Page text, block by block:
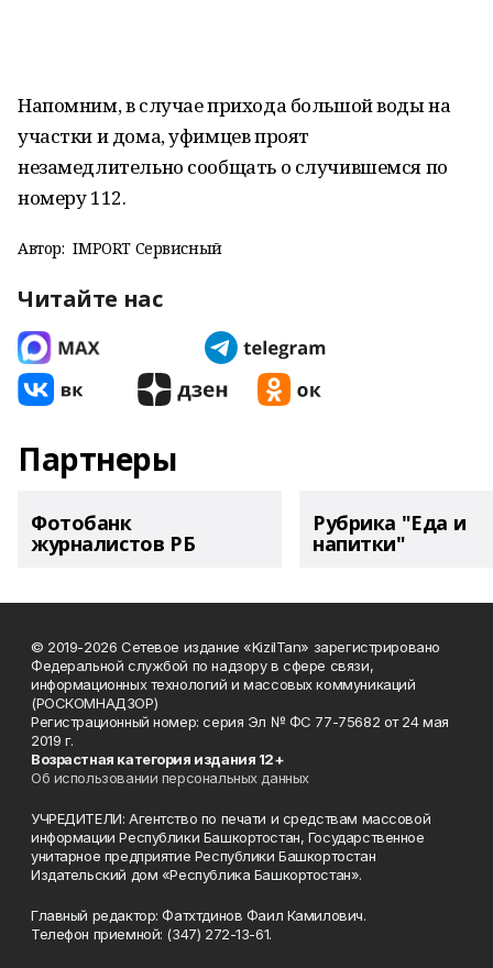
Напомним, в случае прихода большой воды на
участки и дома, уфимцев проят
незамедлительно сообщать о случившемся по
номеру 112.
Автор: IMPORT Сервисный
Читайте нас
Партнеры
Фотобанк
журналистов РБ
Рубрика "Еда и
напитки"
© 2019-2026 Сетевое издание «KizilTan» зарегистрировано
Федеральной службой по надзору в сфере связи,
информационных технологий и массовых коммуникаций
(РОСКОМНАДЗОР)
Регистрационный номер: серия Эл № ФС 77-75682 от 24 мая
2019 г.
Возрастная категория издания 12+
Об использовании персональных данных
УЧРЕДИТЕЛИ: Агентство по печати и средствам массовой
информации Республики Башкортостан, Государственное
унитарное предприятие Республики Башкортостан
Издательский дом «Республика Башкортостан».
Главный редактор: Фатхтдинов Фаил Камилович.
Телефон приемной: (347) 272-13-61.